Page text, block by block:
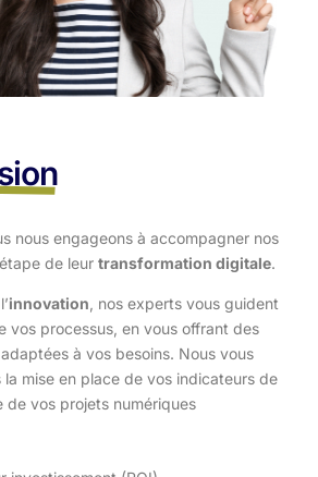
nous engageons à accompagner nos
de leur transformation digitale.
innovation , nos experts vous guident
vos processus, en vous offrant des
à vos besoins. Nous vous
mise en place de vos indicateurs de
de vos projets numériques